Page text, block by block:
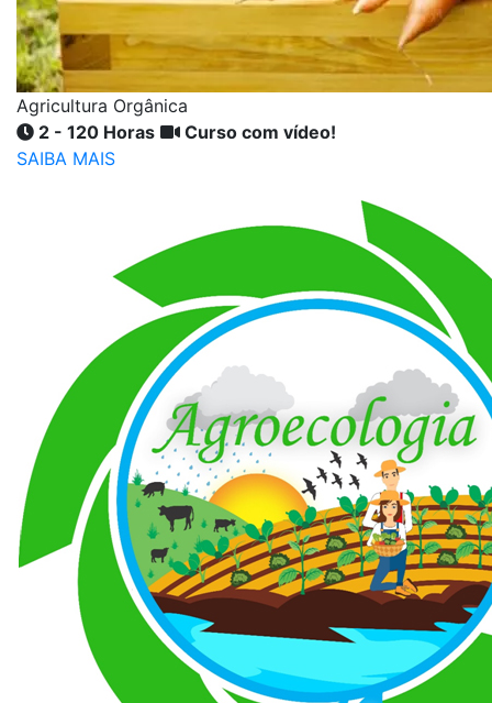
Agricultura Orgânica
2 - 120 Horas
Curso com vídeo!
SAIBA MAIS